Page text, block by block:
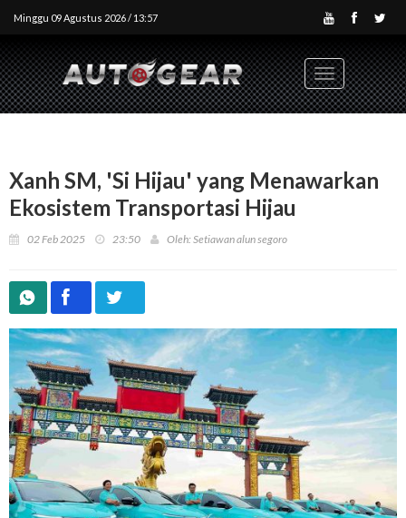
Minggu 09 Agustus 2026 / 13:57
Toggle
navigation
Xanh SM, 'Si Hijau' yang Menawarkan
Ekosistem Transportasi Hijau
02 Feb 2025 23:50 Oleh: Setiawan alun segoro